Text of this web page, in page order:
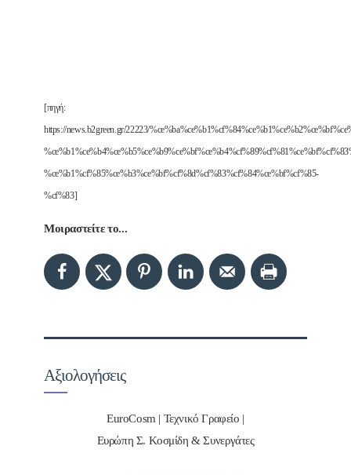
[πηγή:
https://news.b2green.gr/22223/
%ce%b1%cf%85%ce%b3%ce%bf%cf%8d%cf%83%cf%84%ce%bf%cf%85-
%cf%83]
Μοιραστείτε το...
Αξιολογήσεις
EuroCosm | Τεχνικό Γραφείο |
Ευρώπη Σ. Κοσμίδη & Συνεργάτες